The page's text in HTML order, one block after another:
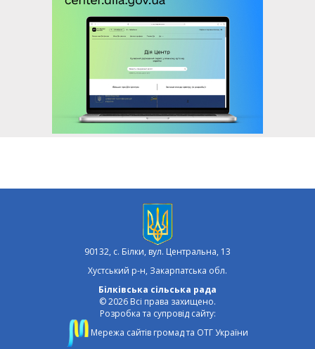
90132, с. Білки, вул. Центральна, 13
Хустський р-н, Закарпатська обл.
Білківська сільська рада
© 2026 Всі права захищено.
Розробка та супровід сайту:
Мережа сайтів громад та ОТГ України